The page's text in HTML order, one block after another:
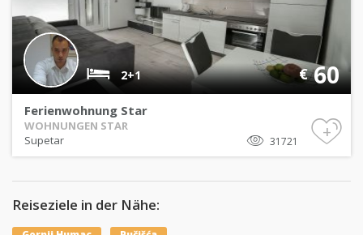
2+1 €60
Ferienwohnung Star
WOHNUNGEN STAR
31721
Supetar +
Reiseziele in der Nähe: